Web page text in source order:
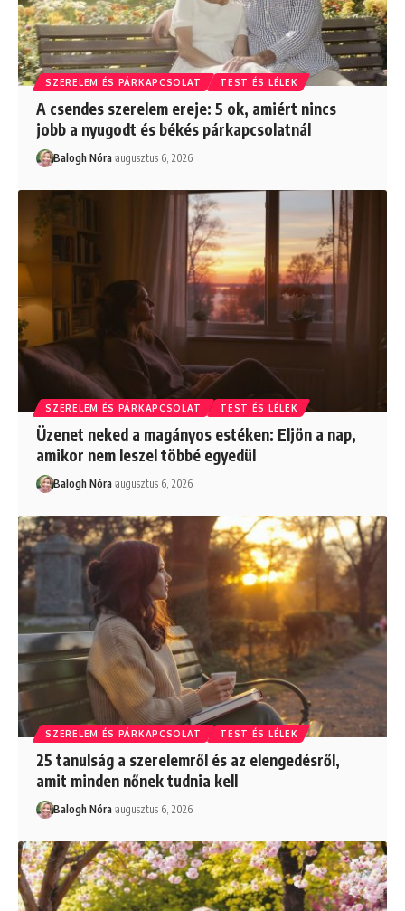
SZERELEM ÉS PÁRKAPCSOLAT TEST ÉS LÉLEK
A csendes szerelem ereje: 5 ok, amiért nincs
jobb a nyugodt és békés párkapcsolatnál
Balogh Nóra augusztus 6, 2026
SZERELEM ÉS PÁRKAPCSOLAT TEST ÉS LÉLEK
Üzenet neked a magányos estéken: Eljön a nap,
amikor nem leszel többé egyedül
Balogh Nóra augusztus 6, 2026
SZERELEM ÉS PÁRKAPCSOLAT TEST ÉS LÉLEK
25 tanulság a szerelemről és az elengedésről,
amit minden nőnek tudnia kell
Balogh Nóra augusztus 6, 2026